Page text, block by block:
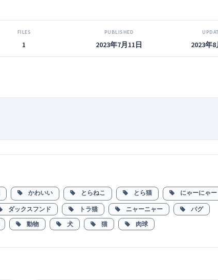
FILES
1
PUBLISHED
2023年7月11日 2023年8
かわいい とらねこ とら猫 にゃーにゃー
ダックスフンド トラ猫 ニャーニャー
パグ
動物 犬 猫 肉球